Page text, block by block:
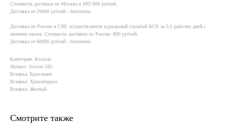
Стоимость доставки по Москве и МО 600 рублей.
Доставка от 20000 рублей - бесплатно.
Доставка по России и СНГ осуществляется курьерской службой КСE за 3-5 рабочих дней с
момента заказа. Стоимость доставки по России: 800 рублей.
Доставка от 60000 рублей - бесплатно.
Категория: Кольцо
Металл: Золото 585
Вставка: Бриллиант
Вставка: Хризоберилл
Вставка: Желтый
Смотрите также